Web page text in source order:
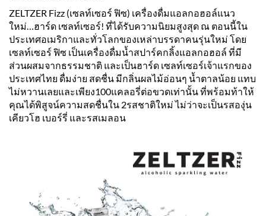
ZELTZER Fizz (เซลท์เซอร์ ฟิซ) เครื่องดื่มแอลกอฮอล์แนว
ใหม่…ฮาร์ด เซลท์เซอร์! ที่ได้รับความนิยมสูงสุด ณ ตอนนี้ใน
ประเทศอเมริกาและทั่วโลกของเหล่าบรรดาคนรุ่นใหม่ โดย
เซลท์เซอร์ ฟิซ เป็นเครื่องดื่มน้ำสปาร์คกลิ้งแอลกอฮอล์ ที่มี
ส่วนผสมจากธรรมชาติ และเป็นฮาร์ด เซลท์เซอร์เจ้าแรกของ
ประเทศไทย ดื่มง่าย สดชื่น มีกลิ่นผลไม้อ่อนๆ น้ำตาลน้อย แทบ
ไม่หวานเลยและเพียง100แคลอรี่ต่อขวดเท่านั้น ที่พร้อมท้าให้
คุณได้พิสูจน์ความสดชื่นใน 2รสชาติใหม่ ไม่ว่าจะเป็นรสองุ่น
เคียวโฮ เบอร์รี่ และรสเมลอน